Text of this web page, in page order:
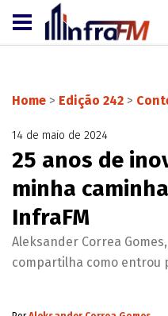
Home > Edição 242 >
14 de maio de 2024
25 anos de
minha
InfraFM
Aleksander Correa
compartilha como entrou